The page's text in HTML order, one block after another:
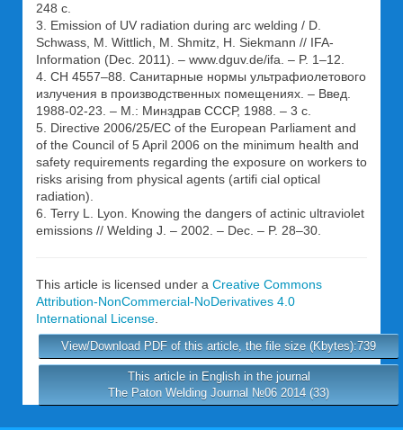
248 с.
3. Emission of UV radiation during arc welding / D.
Schwass, M. Wittlich, M. Shmitz, H. Siekmann // IFA-
Information (Dec. 2011). – www.dguv.de/ifa. – P. 1–12.
4. СН 4557–88. Санитарные нормы ультрафиолетового
излучения в производственных помещениях. – Введ.
1988-02-23. – М.: Минздрав СССР, 1988. – 3 с.
5. Directive 2006/25/EC of the European Parliament and
of the Council of 5 April 2006 on the minimum health and
safety requirements regarding the exposure on workers to
risks arising from physical agents (artifi cial optical
radiation).
6. Terry L. Lyon. Knowing the dangers of actinic ultraviolet
emissions // Welding J. – 2002. – Dec. – P. 28–30.
This article is licensed under a Creative Commons
Attribution-NonCommercial-NoDerivatives 4.0
International License.
View/Download PDF of this article, the file size (Kbytes):739
This article in English in the journal
The Paton Welding Journal №06 2014 (33)